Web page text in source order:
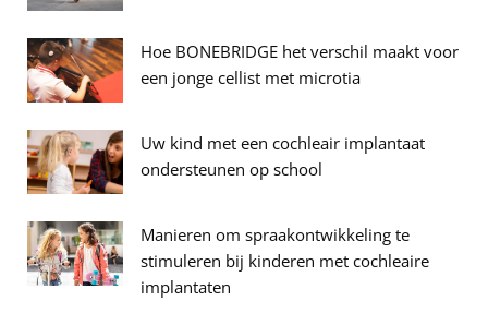
Hoe BONEBRIDGE het verschil maakt voor
een jonge cellist met microtia
Uw kind met een cochleair implantaat
ondersteunen op school
Manieren om spraakontwikkeling te
stimuleren bij kinderen met cochleaire
implantaten